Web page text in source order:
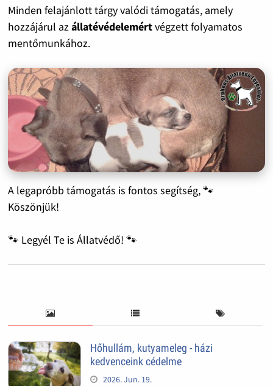
Minden felajánlott tárgy valódi támogatás, amely
hozzájárul azállatévédelemértvégzett folyamatos
mentőmunkához.
A legapróbb támogatás is fontos segítség, 🐾
Köszönjük!
🐾 Legyél Te is Állatvédő! 🐾
Hőhullám, kutyameleg - házi
kedvenceink cédelme
2026. Jun. 19.